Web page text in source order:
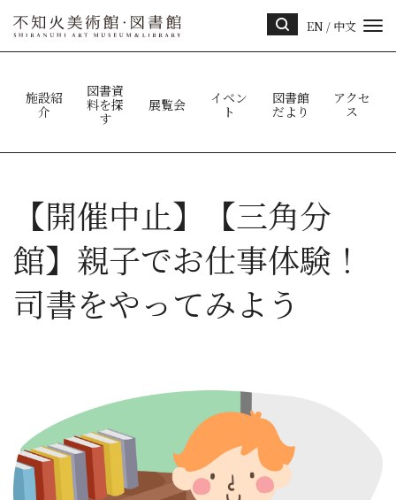
ト内
EN / 中文
施設紹
介
図書資
料を探
す
展覧会
イベン
ト
図書館
だより
アクセ
ス
【開催中止】【三角分
館】親子でお仕事体験！
司書をやってみよう